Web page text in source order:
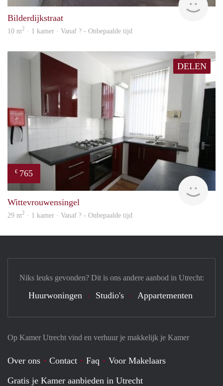
Bilderdijkstraat
10 m2 · 1 kamer · Vanaf ? - Onbepaalde tijd
DELEN
€ 765
Wittevrouwensingel
29 m2 · 1 kamer · Vanaf ? - Onbepaalde tijd
Op Kamer Utrecht vind en verhuur je makkelijk je Kamer
Over ons Contact Faq
Voor Makelaars
Gratis je Kamer aanbieden in Utrecht
Niks leuks gevonden? Dit is ons andere aanbod in Utrecht:
Huurwoningen Studio's Appartementen